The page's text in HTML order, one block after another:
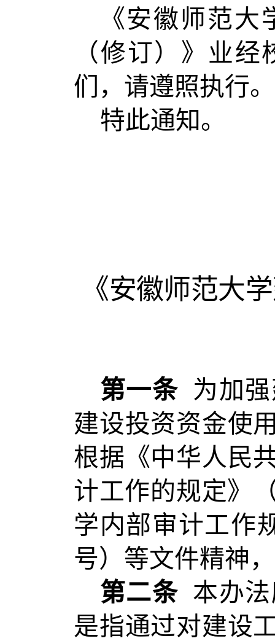
《安徽师范
（修订）》业
们，请遵照执行。
特此通知。
《安徽师范大
第一条 为加
建设投资资金使
根据《中华人民
计工作的规定》
学内部审计工作
号）等文件精神
第二条 本办
是指通过对建设